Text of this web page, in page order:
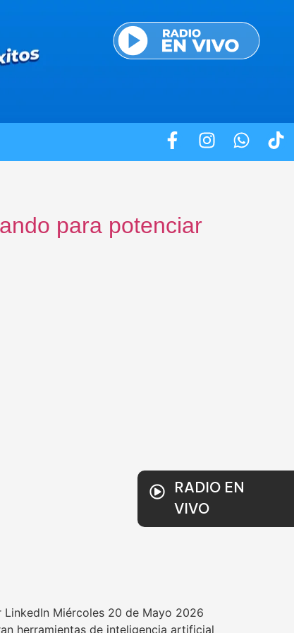
para potenciar
Miércoles 20 de Mayo 2026
herramientas de inteligencia artificial
RADIO EN
VIVO